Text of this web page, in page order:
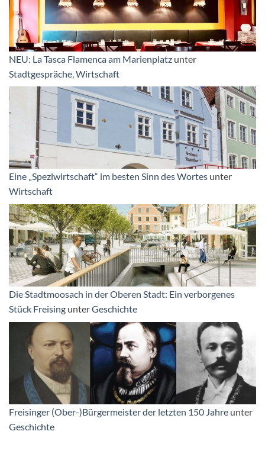
NEU: La Tasca Flamenca am Marienplatz unter
Stadtgespräche Wirtschaft
Eine „Spezlwirtschaft“ im besten Sinn des Wortes unter
Wirtschaft
Die Stadtmoosach in der Oberen Stadt: Ein verborgenes
Stück Freising unterGeschichte
Freisinger (Ober-)Bürgermeister der letzten 150 Jahre unter
Geschichte